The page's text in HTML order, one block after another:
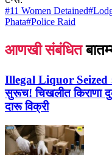
#11 Women Detained#
Phata#Police Raid
आणखी संबंधित
Illegal Liquor Seized
सुरूच! चिखलीत किराणा
दारू विक्री